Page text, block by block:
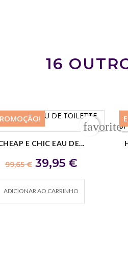
16
€ E CHIC EAU DE...
Preço regular
99,65 € Preço
39,95 €
ADICIONAR AO CARRINHO